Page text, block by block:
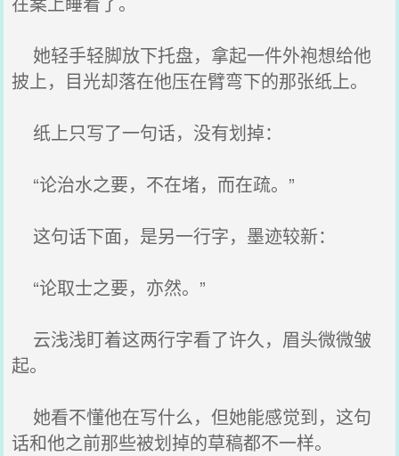
她轻手轻脚放下托盘，拿起一件外袍想给他
披上，目光却落在他压在臂弯下的那张纸上。
纸上只写了一句话，没有划掉：
“论治水之要，不在堵，而在疏。”
这句话下面，是另一行字，墨迹较新：
“论取士之要，亦然。”
云浅浅盯着这两行字看了许久，眉头微微皱
起。
她看不懂他在写什么，但她能感觉到，这句
话和他之前那些被划掉的草稿都不一样。